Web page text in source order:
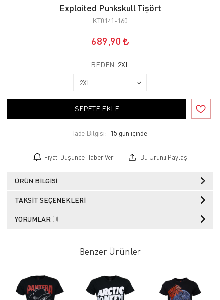
Exploited Punkskull Tişört
KT0141-160
689,90
BEDEN: 2XL
SEPETE EKLE
İade Bilgisi:
Fiyatı Düşünce Haber Ver Bu Ürünü Paylaş
ÜRÜN BILGISI
TAKSIT SEÇENEKLERI
YORUMLAR (0)
Benzer Ürünler